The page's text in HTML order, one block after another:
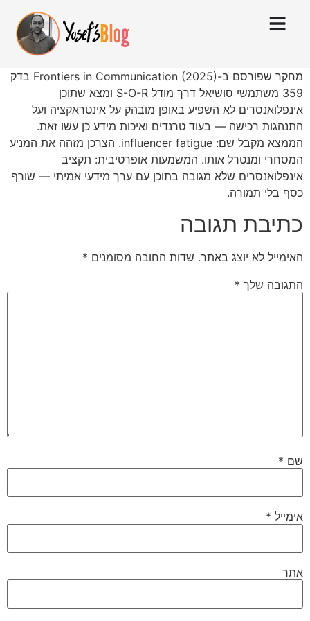
מחקר שפורסם ב-Frontiers in Communication (2025) בדק
359 משתמשי סושיאל דרך מודל S-O-R ומצא שתוכן
אינפלואנסרים לא השפיע באופן מובהק על אינטראקציה ועל
התנהגות רכישה — בעוד טרנדים ואיכות מידע כן עשו זאת.
הממצא מקבל שם: influencer fatigue. הצרכן מזהה את המניע
המסחרי ומנטרל אותו. המשמעות אופרטיבית: תקציב
אינפלואנסרים שלא מגובה בתוכן עם ערך מידעי אמיתי — שורף
כסף בלי תמורה.
כתיבת תגובה
האימייל לא יוצג באתר. שדות החובה מסומנים *
התגובה שלך *
שם *
אימייל *
אתר